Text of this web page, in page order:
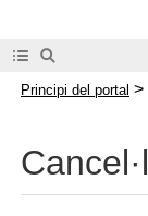
Principi del portal >